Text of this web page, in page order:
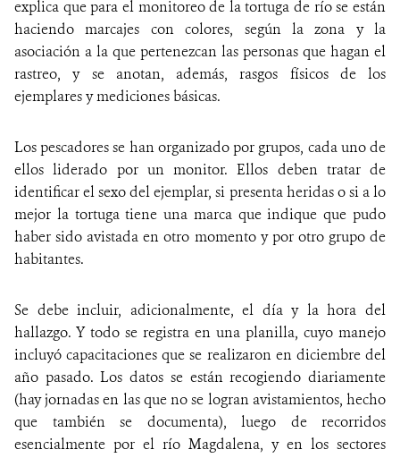
explica que para el monitoreo de la tortuga de río se están
haciendo marcajes con colores, según la zona y la
asociación a la que pertenezcan las personas que hagan el
rastreo, y se anotan, además, rasgos físicos de los
ejemplares y mediciones básicas.
Los pescadores se han organizado por grupos, cada uno de
ellos liderado por un monitor. Ellos deben tratar de
identificar el sexo del ejemplar, si presenta heridas o si a lo
mejor la tortuga tiene una marca que indique que pudo
haber sido avistada en otro momento y por otro grupo de
habitantes.
Se debe incluir, adicionalmente, el día y la hora del
hallazgo. Y todo se registra en una planilla, cuyo manejo
incluyó capacitaciones que se realizaron en diciembre del
año pasado. Los datos se están recogiendo diariamente
(hay jornadas en las que no se logran avistamientos, hecho
que también se documenta), luego de recorridos
esencialmente por el río Magdalena, y en los sectores